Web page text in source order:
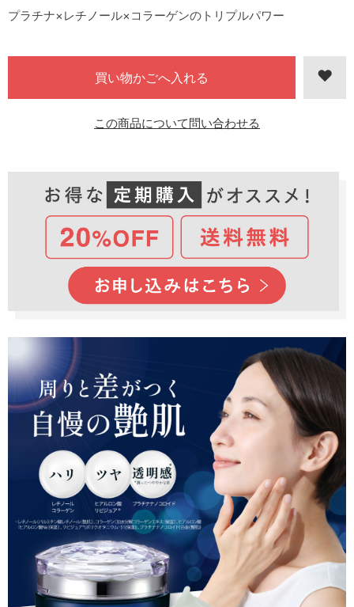
この商品について問い合わせる
プラチナ×レチノール×コラーゲンのトリプルパワー